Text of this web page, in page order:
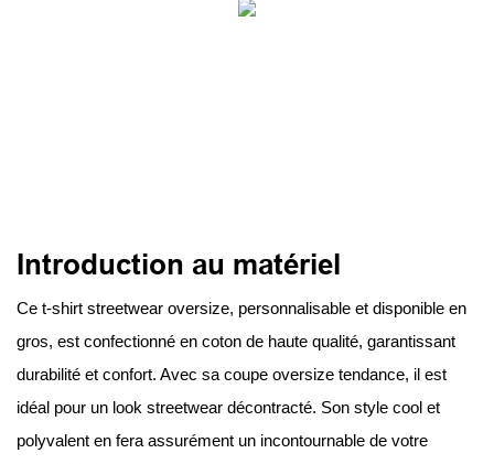
Introduction au matériel
Ce t-shirt streetwear oversize, personnalisable et disponible en
gros, est confectionné en coton de haute qualité, garantissant
durabilité et confort. Avec sa coupe oversize tendance, il est
idéal pour un look streetwear décontracté. Son style cool et
polyvalent en fera assurément un incontournable de votre